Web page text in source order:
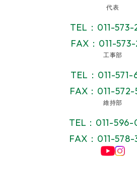
代表
TEL：011-573-
FAX：011-573-
工事部
TEL：011-571-
FAX：011-572-
維持部
TEL：011-
FAX：011-